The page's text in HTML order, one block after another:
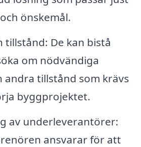
önskemål.
tillstånd: De kan bistå
om nödvändiga
andra tillstånd som krävs
byggprojektet.
av underleverantörer:
ansvarar för att